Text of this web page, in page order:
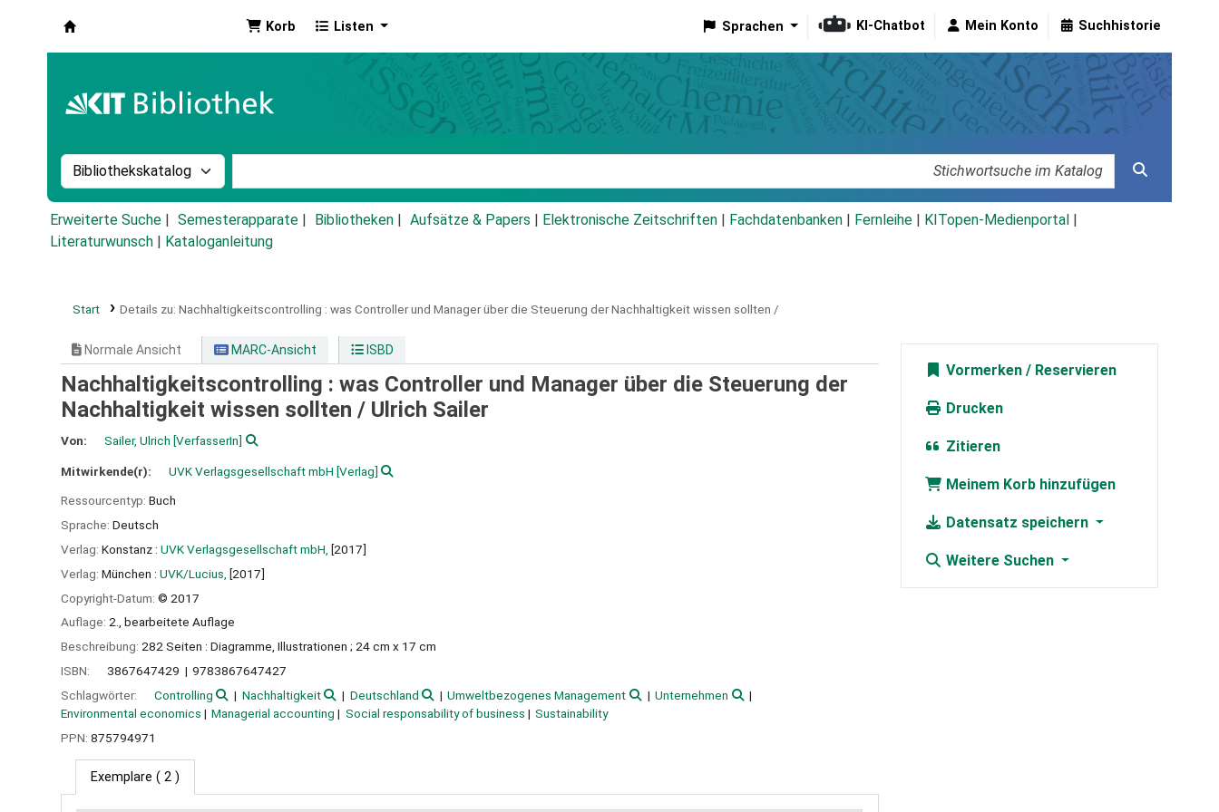
Korb Listen Sprachen KI-Chatbot Mein Konto Suchhistorie
Suche im Katalog nach:
Erweiterte Suche Semesterapparate Bibliotheken Aufsätze & Papers Elektronische Zeitschriften Fachdatenbanken Fernleihe KITopen-Medienportal
Literaturwunsch
Kataloganleitung
Start Details zu: Nachhaltigkeitscontrolling : was Controller und Manager über die Steuerung der Nachhaltigkeit wissen sollten /
Normale Ansicht MARC-Ansicht ISBD
Nachhaltigkeitscontrolling : was Controller und Manager über die Steuerung der
Nachhaltigkeit wissen sollten / Ulrich Sailer
Von: Sailer, Ulrich [VerfasserIn]
Mitwirkende(r): UVK Verlagsgesellschaft mbH [Verlag]
Ressourcentyp: Buch
Sprache: Deutsch
Verlag: Konstanz : UVK Verlagsgesellschaft mbH, [2017]
Verlag: München : UVK/Lucius, [2017]
Copyright-Datum: © 2017
Auflage: 2., bearbeitete Auflage
Beschreibung: 282 Seiten : Diagramme, Illustrationen ; 24 cm x 17 cm
ISBN:
3867647429
9783867647427
Schlagwörter:
Controlling Nachhaltigkeit Deutschland Umweltbezogenes Management
Unternehmen
Environmental economics
Managerial accounting Social responsability of business
Sustainability
PPN: 875794971
Exemplare ( 2 )
Vormerken
Drucken
Zitieren
Meinem Korb hinzufügen
Datensatz speichern
Weitere Suchen